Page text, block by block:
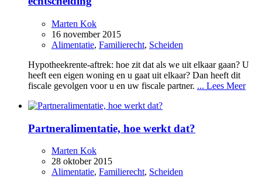
Marten Kok
16 november 2015
Alimentatie, Familierecht, Scheiden
Hypotheekrente-aftrek: hoe zit dat als we uit elkaar gaan? U
heeft een eigen woning en u gaat uit elkaar? Dan heeft dit
fiscale gevolgen voor u en uw fiscale partner. ... Lees Meer
Partneralimentatie, hoe werkt dat?
Marten Kok
28 oktober 2015
Alimentatie, Familierecht, Scheiden